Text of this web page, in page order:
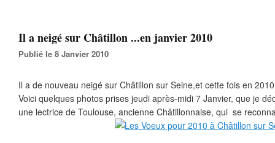
Il a neigé sur Châtillon ...en janvier 2010
Publié le 8 Janvier 2010
Il a de nouveau neigé sur Châtillon sur Seine,et cette fois en
Voici quelques photos prises jeudi après-midi 7 Janvier, que je
une lectrice de Toulouse, ancienne Châtillonnaise, qui se